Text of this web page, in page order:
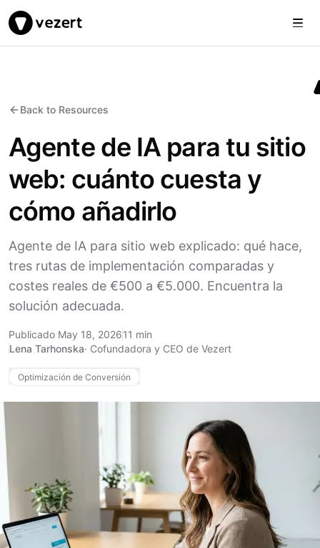
Vezert
Back to Resources
Agente de IA para tu sitio
web: cuánto cuesta y
cómo añadirlo
Agente de IA para sitio web explicado: qué hace,
tres rutas de implementación comparadas y
costes reales de €500 a €5.000. Encuentra la
solución adecuada.
Publicado May 18, 202611 min
Lena Tarhonska· Cofundadora y CEO de Vezert
Optimización de Conversión